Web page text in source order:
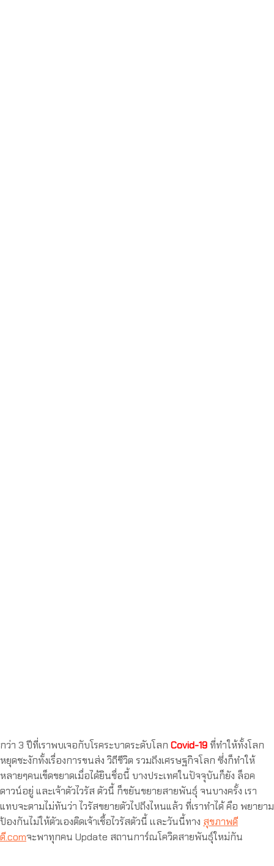
กว่า 3 ปีที่เราพบเจอกับโรคระบาดระดับโลก Covid-19ที่ทำให้ทั้งโลก
หยุดชะงักทั้งเรื่องการขนส่ง วิถีชีวิต รวมถึงเศรษฐกิจโลก ซึ่งก็ทำให้
หลายๆคนเข็ดขยาดเมื่อได้ยินชื่อนี้ บางประเทศในปัจจุบันก็ยัง ล็อค
ดาวน์อยู่ และเจ้าตัวไวรัส ตัวนี้ ก็ขยันขยายสายพันธุ์ จนบางครั้ง เรา
แทบจะตามไม่ทันว่า ไวรัสขยายตัวไปถึงไหนแล้ว ที่เราทำได้ คือ พยายาม
ป้องกันไม่ให้ตัวเองติดเจ้าเชื้อไวรัสตัวนี้ เเละวันนี้ทาง สุขภาพดี
ดี.comจะพาทุกคน Update สถานการ์ณโควิดสายพันธุ์ใหม่กัน